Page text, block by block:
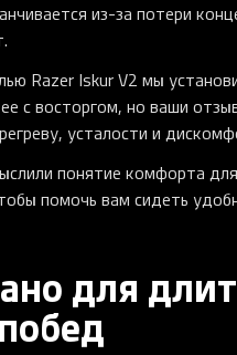
из-за потери
Razer Iskur V2 мы
с восторгом, но ваши
усталости и
понятие комфорта
помочь вам сидеть
для